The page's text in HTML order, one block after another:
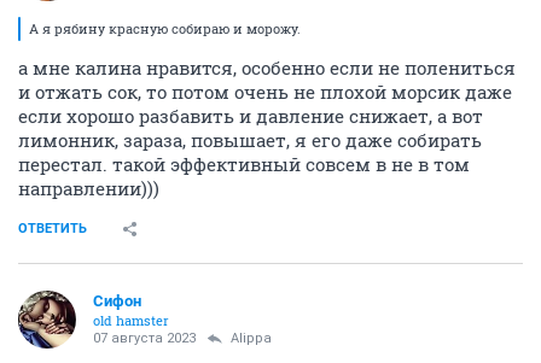
А я рябину красную собираю и морожу.
а мне калина нравится, особенно если не полениться
и отжать сок, то потом очень не плохой морсик даже
если хорошо разбавить и давление снижает, а вот
лимонник, зараза, повышает, я его даже собирать
перестал. такой эффективный совсем в не в том
направлении)))
ОТВЕТИТЬ
Сифон
old hamster
07 августа 2023 Alippa